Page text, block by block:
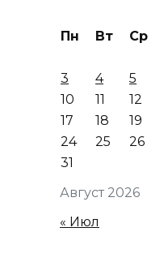
Август 2026
Пн Вт Ср
3
4 5
10
11 12
17
18 19
24
25 26
31
« Июл